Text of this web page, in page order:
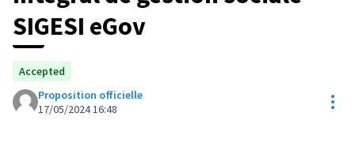
SIGESI eGov
Accepted
Proposition officielle
17/05/2024 16:48